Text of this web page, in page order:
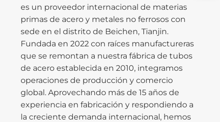
es un proveedor internacional de materias
primas de acero y metales no ferrosos con
sede en el distrito de Beichen, Tianjin.
Fundada en 2022 con raíces manufactureras
que se remontan a nuestra fábrica de tubos
de acero establecida en 2010, integramos
operaciones de producción y comercio
global. Aprovechando más de 15 años de
experiencia en fabricación y respondiendo a
la creciente demanda internacional, hemos